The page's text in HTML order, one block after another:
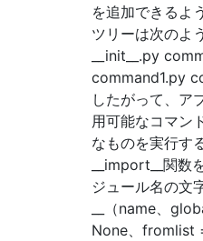
を追加できるよ
ツリーは次のよ
__init__.py
command1.py
したがって、ア
用可能なコマン
なものを実行す
__import__関
ジュール名の文
__（name、
None、fromlist